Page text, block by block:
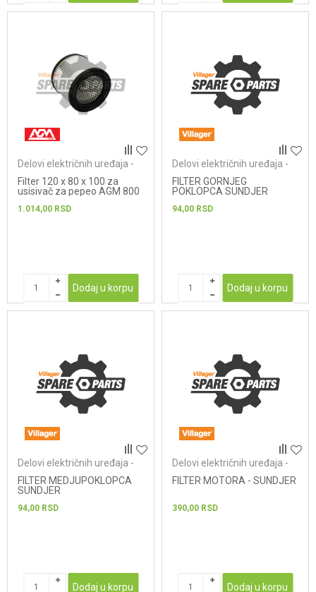
Delovi električnih uređaja -
Filter 120 x 80 x 100 za
usisivač za pepeo AGM 800
1.014,00 RSD
Dodaj u korpu
Delovi električnih uređaja -
FILTER GORNJEG
POKLOPCA SUNDJER
94,00 RSD
Dodaj u korpu
Delovi električnih uređaja -
FILTER MEDJUPOKLOPCA
SUNDJER
94,00 RSD
Dodaj u korpu
Delovi električnih uređaja -
FILTER MOTORA - SUNDJER
390,00 RSD
Dodaj u korpu